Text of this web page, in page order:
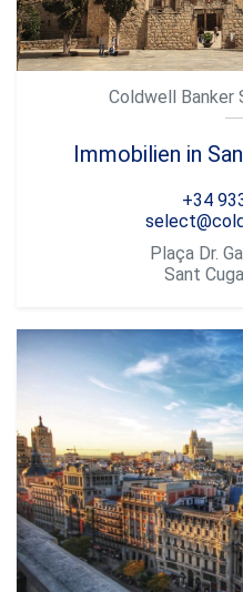
Coldwell Banker
Immobilien in
+34
Plaça Dr.
Sant